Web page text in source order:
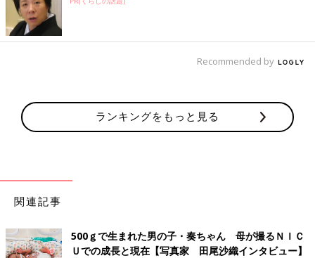
Recommended by
ランキングをもっと見る
関連記事
500ｇで生まれた男の子・奏ちゃん 母が撮るＮＩＣ
Ｕでの成長と現在【写真家 田尾沙織インタビュー】